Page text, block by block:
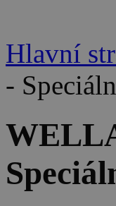
Hlavní
-